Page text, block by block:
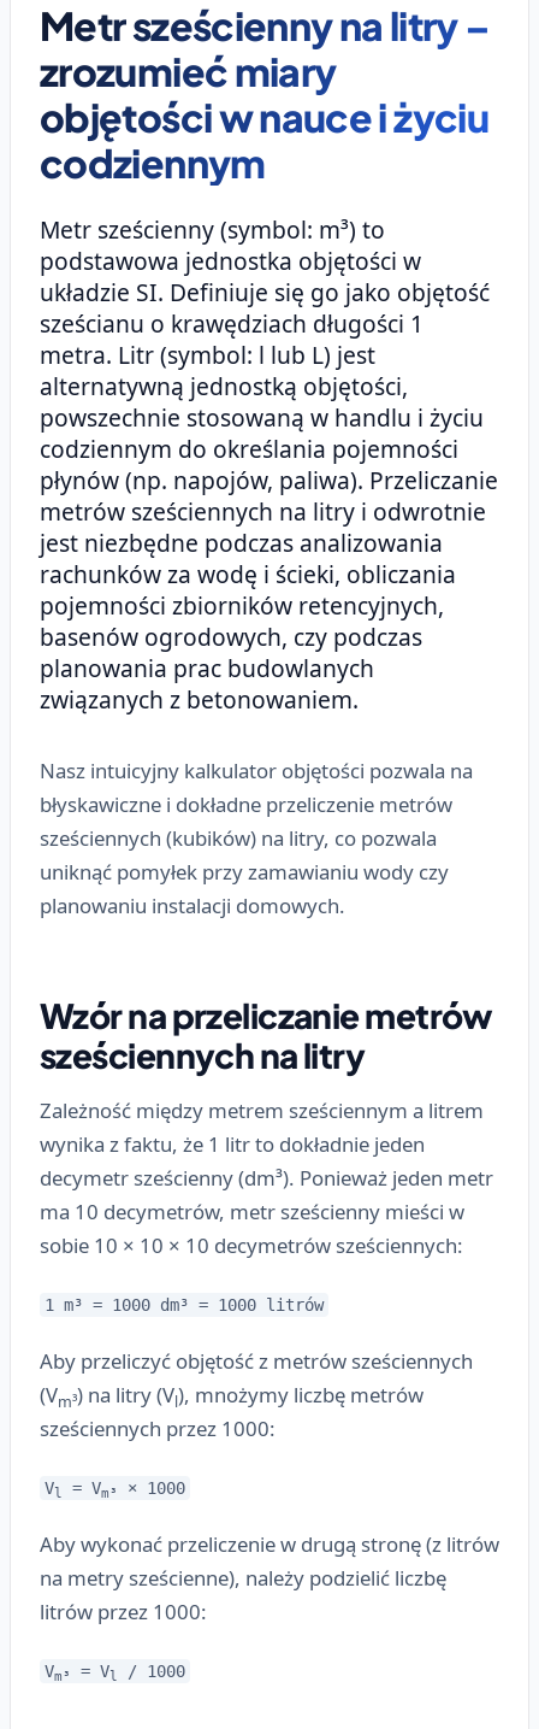
Metr sześcienny na litry –
zrozumieć miary
objętości w nauce i życiu
codziennym
Metr sześcienny (symbol: m³) to
podstawowa jednostka objętości w
układzie SI. Definiuje się go jako objętość
sześcianu o krawędziach długości 1
metra. Litr (symbol: l lub L) jest
alternatywną jednostką objętości,
powszechnie stosowaną w handlu i życiu
codziennym do określania pojemności
płynów (np. napojów, paliwa). Przeliczanie
metrów sześciennych na litry i odwrotnie
jest niezbędne podczas analizowania
rachunków za wodę i ścieki, obliczania
pojemności zbiorników retencyjnych,
basenów ogrodowych, czy podczas
planowania prac budowlanych
związanych z betonowaniem.
Nasz intuicyjny kalkulator objętości pozwala na
błyskawiczne i dokładne przeliczenie metrów
sześciennych (kubików) na litry, co pozwala
uniknąć pomyłek przy zamawianiu wody czy
planowaniu instalacji domowych.
Wzór na przeliczanie metrów
sześciennych na litry
Zależność między metrem sześciennym a litrem
wynika z faktu, że 1 litr to dokładnie jeden
decymetr sześcienny (dm³). Ponieważ jeden metr
ma 10 decymetrów, metr sześcienny mieści w
sobie 10 × 10 × 10 decymetrów sześciennych:
1 m³ = 1000 dm³ = 1000 litrów
Aby przeliczyć objętość z metrów sześciennych
(Vm³) na litry (Vl), mnożymy liczbę metrów
sześciennych przez 1000:
Vl = Vm³ × 1000
Aby wykonać przeliczenie w drugą stronę (z litrów
na metry sześcienne), należy podzielić liczbę
litrów przez 1000:
Vm³ = Vl / 1000